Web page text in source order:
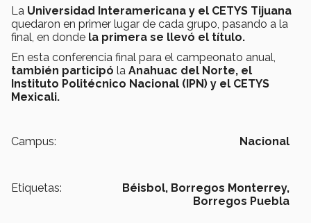
La Universidad Interamericana y el CETYS Tijuana
quedaron en primer lugar de cada grupo, pasando a la
final, en donde la primera se llevó el título.
En esta conferencia final para el campeonato anual,
también participó la Anahuac del Norte, el
Instituto Politécnico Nacional (IPN) y el CETYS
Mexicali.
Campus: Nacional
Etiquetas: Béisbol, Borregos Monterrey,
Borregos Puebla